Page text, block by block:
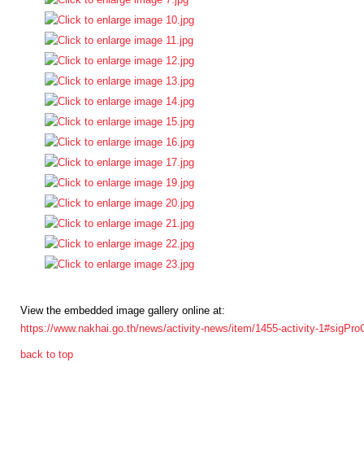
แผนการ
ป้องกัน
การ
ทุจริต
การ
ดำเนิน
การ
เพื่อ
ป้องกัน
การ
ทุจริต
ภายใน
ป้องกัน
การ
View the embedded image gallery online at:
https://www.nakhai.go.th/news/activity-news/item/1455-activity-
back to top